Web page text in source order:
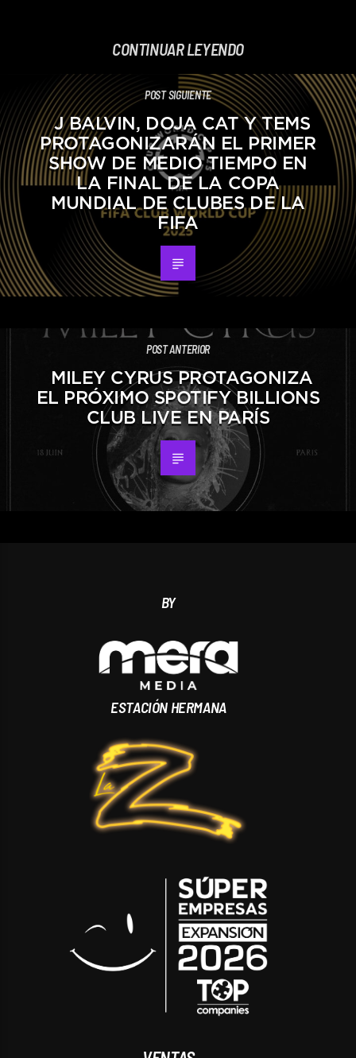
CONTINUAR LEYENDO
POST SIGUIENTE
J BALVIN, DOJA CAT Y TEMS
PROTAGONIZARÁN EL PRIMER
SHOW DE MEDIO TIEMPO EN
LA FINAL DE LA COPA
MUNDIAL DE CLUBES DE LA
FIFA
POST ANTERIOR
MILEY CYRUS PROTAGONIZA
EL PRÓXIMO SPOTIFY BILLIONS
CLUB LIVE EN PARÍS
BY
ESTACIÓN HERMANA